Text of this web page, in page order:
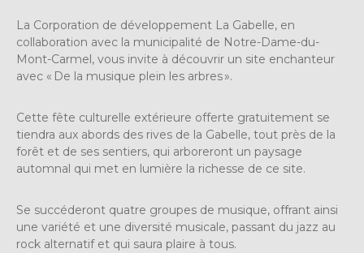
La Corporation de développement La Gabelle, en
collaboration avec la municipalité de Notre-Dame-du-
Mont-Carmel, vous invite à découvrir un site enchanteur
avec « De la musique plein les arbres ».
Cette fête culturelle extérieure offerte gratuitement se
tiendra aux abords des rives de la Gabelle, tout près de la
forêt et de ses sentiers, qui arboreront un paysage
automnal qui met en lumière la richesse de ce site.
Se succéderont quatre groupes de musique, offrant ainsi
une variété et une diversité musicale, passant du jazz au
rock alternatif et qui saura plaire à tous.